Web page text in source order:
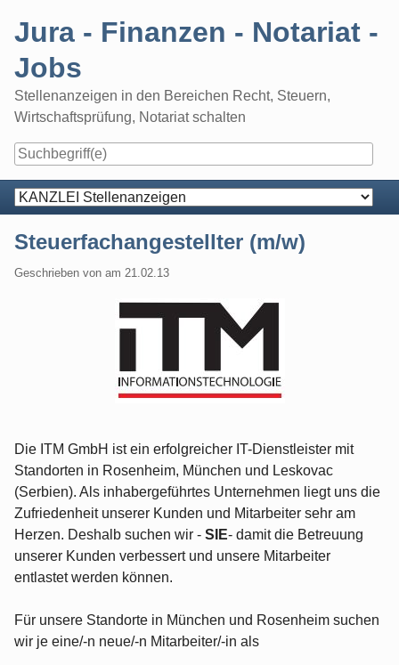
Jura - Finanzen - Notariat -
Jobs
Stellenanzeigen in den Bereichen Recht, Steuern,
Wirtschaftsprüfung, Notariat schalten
Navigation
Steuerfachangestellter (m/w)
Geschrieben von am 21.02.13
Die ITM GmbH ist ein erfolgreicher IT-Dienstleister mit
Standorten in Rosenheim, München und Leskovac
(Serbien). Als inhabergeführtes Unternehmen liegt uns die
Zufriedenheit unserer Kunden und Mitarbeiter sehr am
Herzen. Deshalb suchen wir - SIE- damit die Betreuung
unserer Kunden verbessert und unsere Mitarbeiter
entlastet werden können.
Für unsere Standorte in München und Rosenheim suchen
wir je eine/-n neue/-n Mitarbeiter/-in als